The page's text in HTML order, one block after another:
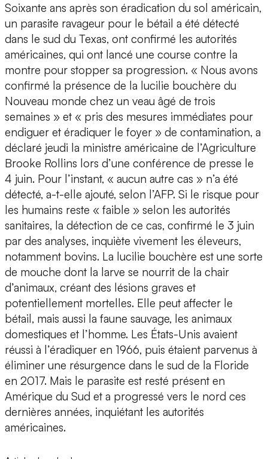
Soixante ans après son éradication du sol américain,
un parasite ravageur pour le bétail a été détecté
dans le sud du Texas, ont confirmé les autorités
américaines, qui ont lancé une course contre la
montre pour stopper sa progression. « Nous avons
confirmé la présence de la lucilie bouchère du
Nouveau monde chez un veau âgé de trois
semaines » et « pris des mesures immédiates pour
endiguer et éradiquer le foyer » de contamination, a
déclaré jeudi la ministre américaine de l’Agriculture
Brooke Rollins lors d’une conférence de presse le
4 juin. Pour l’instant, « aucun autre cas » n’a été
détecté, a-t-elle ajouté, selon l’AFP. Si le risque pour
les humains reste « faible » selon les autorités
sanitaires, la détection de ce cas, confirmé le 3 juin
par des analyses, inquiète vivement les éleveurs,
notamment bovins. La lucilie bouchère est une sorte
de mouche dont la larve se nourrit de la chair
d’animaux, créant des lésions graves et
potentiellement mortelles. Elle peut affecter le
bétail, mais aussi la faune sauvage, les animaux
domestiques et l’homme. Les États-Unis avaient
réussi à l’éradiquer en 1966, puis étaient parvenus à
éliminer une résurgence dans le sud de la Floride
en 2017. Mais le parasite est resté présent en
Amérique du Sud et a progressé vers le nord ces
dernières années, inquiétant les autorités
américaines.